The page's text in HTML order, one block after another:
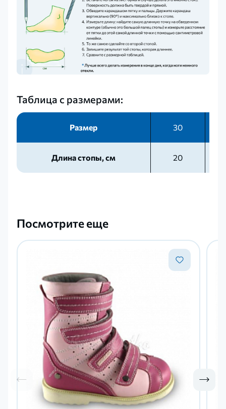
Таблица с размерами:
Размер 30
Длина стопы, см 20
Посмотрите еще